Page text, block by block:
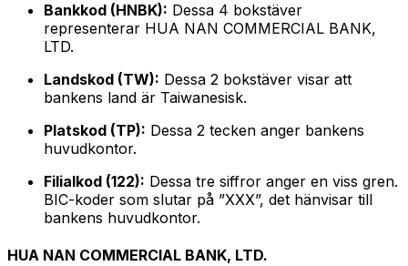
Bankkod (HNBK): Dessa 4 bokstäver
representerar HUA NAN COMMERCIAL BANK,
LTD.
Landskod (TW): Dessa 2 bokstäver visar att
bankens land är Taiwanesisk.
Platskod (TP): Dessa 2 tecken anger bankens
huvudkontor.
Filialkod (122): Dessa tre siffror anger en viss gren.
BIC-koder som slutar på ”XXX”, det hänvisar till
bankens huvudkontor.
HUA NAN COMMERCIAL BANK, LTD.